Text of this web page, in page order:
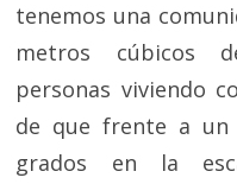
tenemos una
metros cúbicos
personas viviendo
de que frente a un
grados en la